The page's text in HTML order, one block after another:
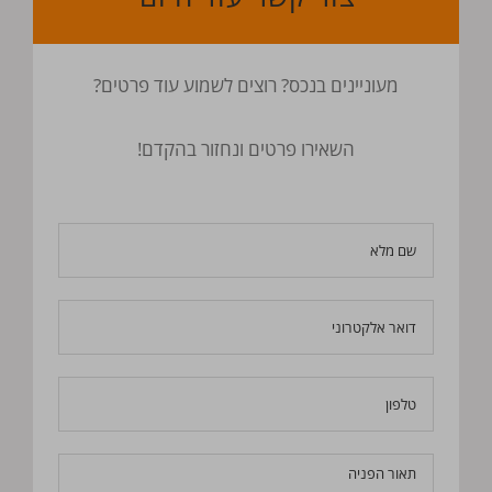
מעוניינים בנכס? רוצים לשמוע עוד פרטים?
השאירו פרטים ונחזור בהקדם!